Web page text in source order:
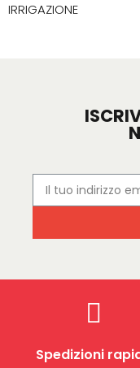
IRRIGAZIONE
Spedizioni